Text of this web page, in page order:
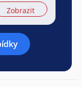
Zobrazit